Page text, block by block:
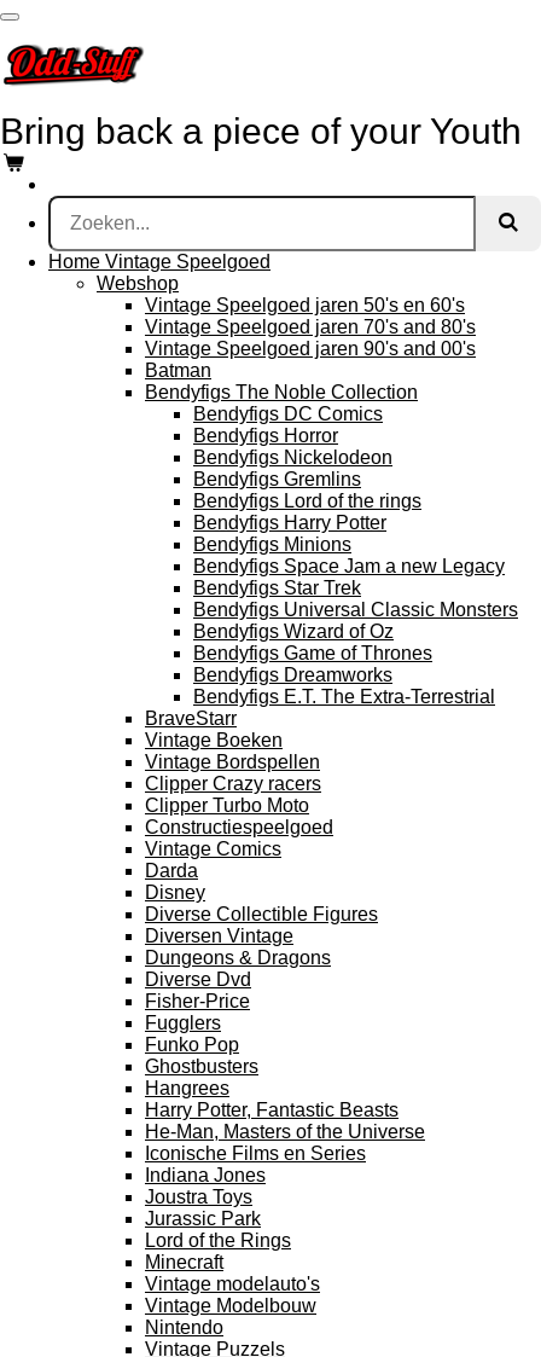
Ga
direct
naar
de
Bring back a piece of your Youth
Home Vintage Speelgoed
Webshop
Vintage Speelgoed jaren 50's en 60's
Vintage Speelgoed jaren 70's and 80's
Vintage Speelgoed jaren 90's and 00's
Batman
Bendyfigs The Noble Collection
Bendyfigs DC Comics
Bendyfigs Horror
Bendyfigs Nickelodeon
Bendyfigs Gremlins
Bendyfigs Lord of the rings
Bendyfigs Harry Potter
Bendyfigs Minions
Bendyfigs Space Jam a new Legacy
Bendyfigs Star Trek
Bendyfigs Universal Classic Monsters
Bendyfigs Wizard of Oz
Bendyfigs Game of Thrones
Bendyfigs Dreamworks
Bendyfigs E.T. The Extra-Terrestrial
BraveStarr
Vintage Boeken
Vintage Bordspellen
Clipper Crazy racers
Clipper Turbo Moto
Constructiespeelgoed
Vintage Comics
Darda
Disney
Diverse Collectible Figures
Diversen Vintage
Dungeons & Dragons
Diverse Dvd
Fisher-Price
Fugglers
Funko Pop
Ghostbusters
Hangrees
Harry Potter, Fantastic Beasts
He-Man, Masters of the Universe
Iconische Films en Series
Indiana Jones
Joustra Toys
Jurassic Park
Lord of the Rings
Minecraft
Vintage modelauto's
Vintage Modelbouw
Nintendo
Vintage Puzzels